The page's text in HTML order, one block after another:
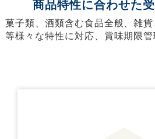
商品特性に合わせた
菓子類、酒類含む食品全般、雑
等様々な特性に対応、賞味期限管